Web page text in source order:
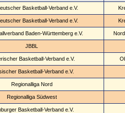
Basketball-Verband e.V.
Basketball-Verband e.V.
Baden-Württemberg e.V.
JBBL
Basketball-Verband e.V.
Basketball-Verband e.V.
Regionalliga Nord
Regionalliga Südwest
Basketball-Verband e.V.